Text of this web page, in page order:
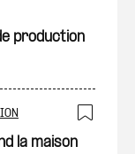
production
la maison